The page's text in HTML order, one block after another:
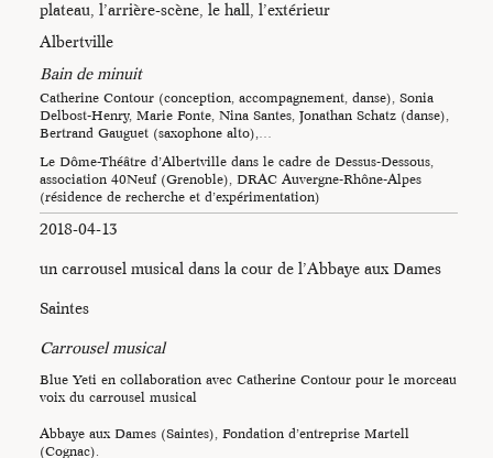
plateau, l’arrière-scène, le hall, l’extérieur
Albertville
Bain de minuit
Catherine Contour (conception, accompagnement, danse), Sonia
Delbost-Henry, Marie Fonte, Nina Santes, Jonathan Schatz (danse),
Bertrand Gauguet (saxophone alto),…
Le Dôme-Théâtre d’Albertville dans le cadre de Dessus-Dessous,
association 40Neuf (Grenoble), DRAC Auvergne-Rhône-Alpes
(résidence de recherche et d’expérimentation)
2018-04-13
un carrousel musical dans la cour de l’Abbaye aux Dames
Saintes
Carrousel musical
Blue Yeti en collaboration avec Catherine Contour pour le morceau
voix du carrousel musical
Abbaye aux Dames (Saintes), Fondation d’entreprise Martell
(Cognac).